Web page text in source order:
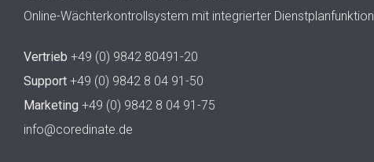
Online-Wächterkontrollsystem mit integrierter Dienstplanfunktion
Vertrieb +49 (0) 9842 80491-20
Support +49 (0) 9842 8 04 91-50
Marketing +49 (0) 9842 8 04 91-75
info@coredinate.de